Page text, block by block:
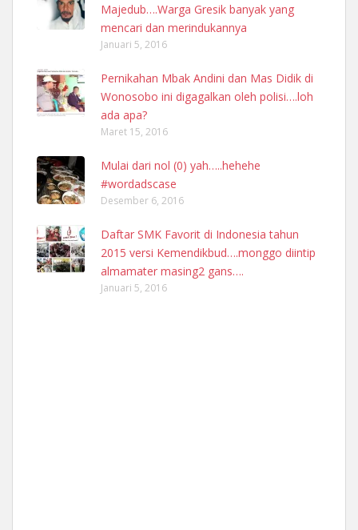
Majedub….Warga Gresik banyak yang
mencari dan merindukannya
Januari 5, 2016
Pernikahan Mbak Andini dan Mas Didik di
Wonosobo ini digagalkan oleh polisi….loh
ada apa?
Maret 15, 2016
Mulai dari nol (0) yah…..hehehe
#wordadscase
Desember 6, 2016
Daftar SMK Favorit di Indonesia tahun
2015 versi Kemendikbud….monggo diintip
almamater masing2 gans….
Januari 5, 2016